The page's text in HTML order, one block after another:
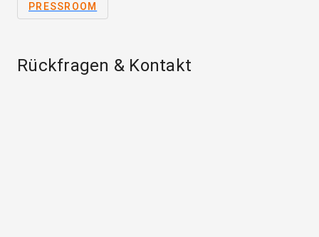
PRESSROOM
Rückfragen & Kontakt